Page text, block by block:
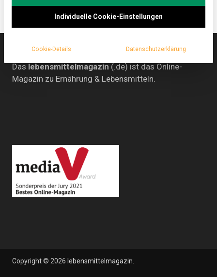
Das lebensmittelmagazin (.de) ist das Online-
Magazin zu Ernährung & Lebensmitteln.
Copyright © 2026 lebensmittelmagazin
Individuelle Cookie-Einstellungen
Cookie-Details Datenschutzerklärung